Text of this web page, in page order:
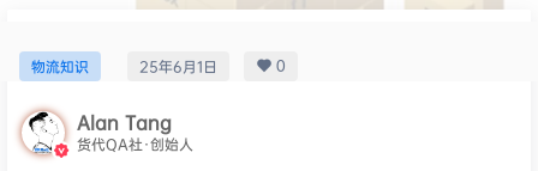
物流知识 25年6月1日 0
Alan Tang
货代QA社·创始人